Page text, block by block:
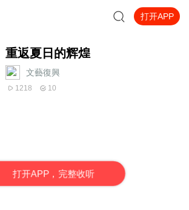
打开APP
重返夏日的辉煌
文藝復興
1218 10
打开APP，完整收听